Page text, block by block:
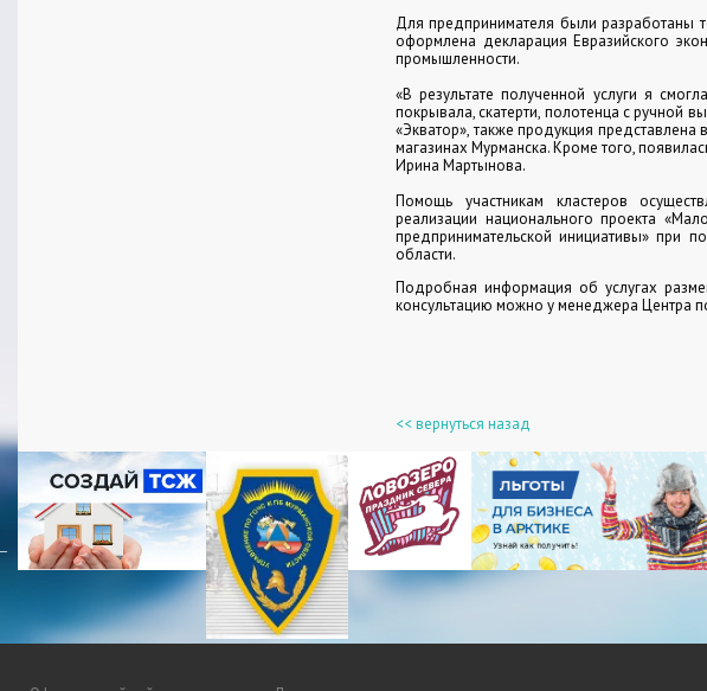
Для предпринимателя были разработаны
оформлена декларация Евразийского
промышленности.
«В результате полученной услуги я
покрывала, скатерти, полотенца с ручной
«Экватор», также продукция
магазинах Мурманска. Кроме того,
Ирина Мартынова.
Помощь участникам кластеров
реализации национального проекта
предпринимательской инициативы» при
области.
Подробная информация об услугах
консультацию можно у менеджера Центра
<< вернуться назад